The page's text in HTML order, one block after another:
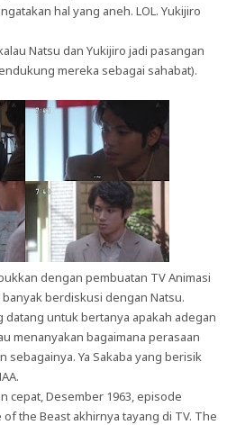
hal yang aneh. LOL. Yukijiro
Natsu dan Yukijiro jadi pasangan
mereka sebagai sahabat).
dengan pembuatan TV Animasi
berdiskusi dengan Natsu.
datang untuk bertanya apakah adegan
menanyakan bagaimana perasaan
sebagainya. Ya Sakaba yang berisik
cepat, Desember 1963, episode
the Beast akhirnya tayang di TV. The